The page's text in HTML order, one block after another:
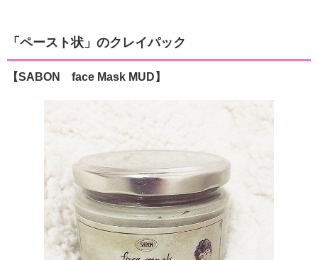
「ペースト状」のクレイパック
【SABON face Mask MUD】